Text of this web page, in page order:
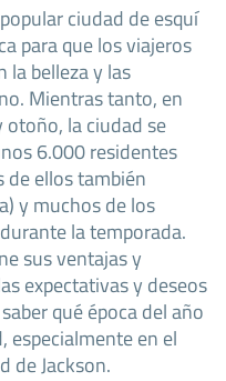
ciudad de esquí
para que los viajeros
la belleza y las
Mientras tanto, en
otoño, la ciudad se
6.000 residentes
ellos también
y muchos de los
la temporada.
sus ventajas y
expectativas y deseos
qué época del año
especialmente en el
de Jackson.